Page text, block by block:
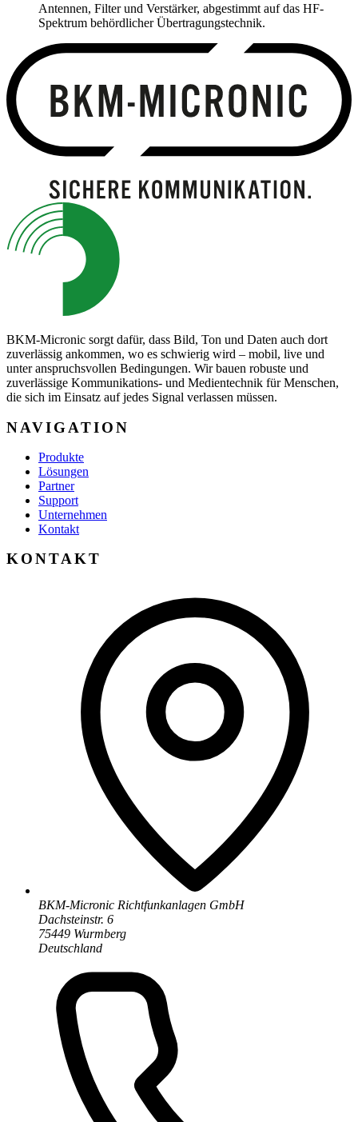
Antennen, Filter und Verstärker, abgestimmt auf das HF-
Spektrum behördlicher Übertragungstechnik.
BKM-Micronic sorgt dafür, dass Bild, Ton und Daten auch dort
zuverlässig ankommen, wo es schwierig wird – mobil, live und
unter anspruchsvollen Bedingungen. Wir bauen robuste und
zuverlässige Kommunikations- und Medientechnik für Menschen,
die sich im Einsatz auf jedes Signal verlassen müssen.
NAVIGATION
Produkte
Lösungen
Partner
Support
Unternehmen
Kontakt
KONTAKT
BKM-Micronic Richtfunkanlagen GmbH
Dachsteinstr. 6
75449 Wurmberg
Deutschland